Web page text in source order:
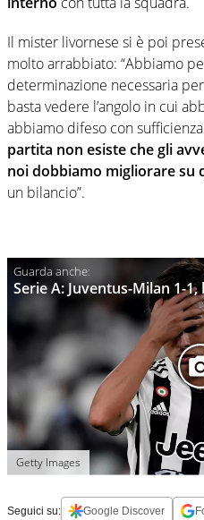
Il mister livornese si è poi
molto arrabbiato: “Abbiamo
determinazione necessaria
basta vedere l’angolo in cui
abbiamo difeso con
partita non esiste che gli
noi dobbiamo migliorare su
un bilancio”.
Serie A: Juventus-Milan 1-1,
Getty Images
Seguici su: Google Discover